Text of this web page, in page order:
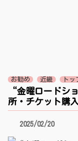
お勧め 近畿 ト
“金曜ロードシ
所・チケット購
2025/02/20